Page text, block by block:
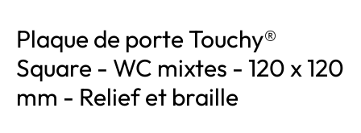
Plaque de porte Touchy®
Square - WC mixtes - 120 x 120
mm - Relief et braille